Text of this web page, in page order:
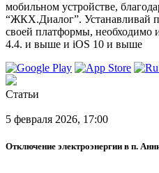
мобильном устройстве,
“ЖКХ.Диалог”. Устанавливай
своей платформы, необходимо
4.4. и выше и iOS 10 и выше
Статьи
5 февраля 2026, 17:00
Отключение электроэнергии в п.